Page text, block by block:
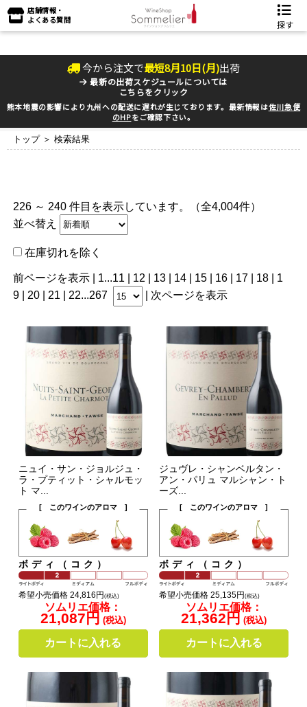
店舗情報・
よくある質問
探す
今から注文で最短8月10日(月)出荷
最新の出荷スケジュールについては
こちらをクリック
熊本地震の影響により九州への配送に遅れが生じております。最新情報は佐川急便
のHPをご確認下さい。
トップ ＞ 検索結果
226 ～ 240 件目を表示しています。（全4,004件）
並べ替え
在庫切れを除く
前ページを表示| 1...11| 12| 13| 14| 15| 16 | 17 18| 1
9| 20| 21| 22...267 次ページを表示
ニュイ・サン・ジョルジュ・
ラ・プティット・シャルモッ
ト マ...
[ このワインのアロマ ]
ボディ（コク）
希望小売価格 24,816円(税込)
ソムリエ価格：
21,087円 (税込)
カートに入れる
ジュヴレ・シャンベルタン・
アン・パリュ マルシャン・ト
ーズ...
[ このワインのアロマ ]
ボディ（コク）
希望小売価格 25,135円(税込)
ソムリエ価格：
21,362円 (税込)
カートに入れる